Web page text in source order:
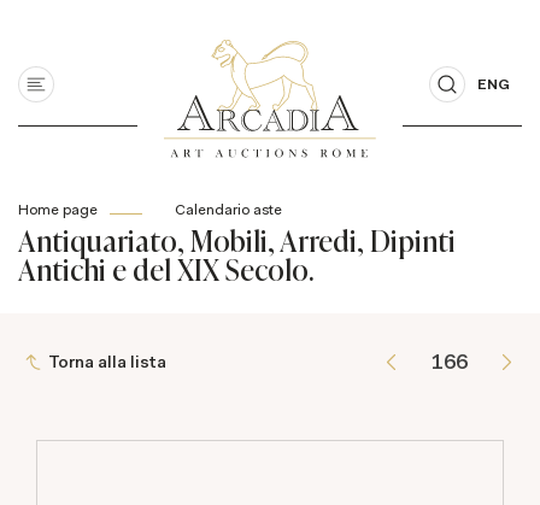
ENG
Home page Calendario aste
Antiquariato, Mobili, Arredi, Dipinti
Antichi e del XIX Secolo.
Torna alla lista